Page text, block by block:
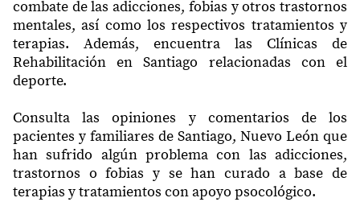
combate de las adicciones, fobias y otros trastornos
mentales, así como los respectivos tratamientos y
terapias. Además, encuentra las Clínicas de
Rehabilitación en Santiago relacionadas con el
deporte.
Consulta las opiniones y comentarios de los
pacientes y familiares de Santiago, Nuevo León que
han sufrido algún problema con las adicciones,
trastornos o fobias y se han curado a base de
terapias y tratamientos con apoyo psocológico.